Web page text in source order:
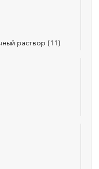
раствор (11 )